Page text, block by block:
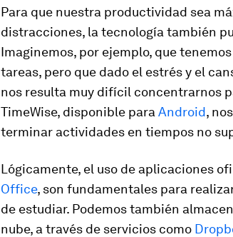
Para que nuestra productividad sea
distracciones, la tecnología también
Imaginemos, por ejemplo, que
tareas, pero que dado el estrés y el
nos resulta muy difícil concentrarnos
TimeWise, disponible para Android,
terminar actividades en tiempos no
Lógicamente, el uso de aplicaciones
Office, son fundamentales para
de estudiar. Podemos también
nube, a través de servicios como